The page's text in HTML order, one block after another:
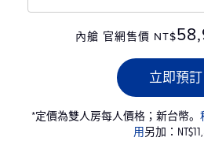
內艙 官網售價 NT$
立即預訂
*定價為雙人房每人價格；新台幣。
用另加：